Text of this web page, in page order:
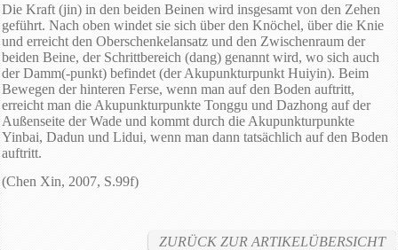
Die Kraft (jin) in den beiden Beinen wird insgesamt von den Zehen
geführt. Nach oben windet sie sich über den Knöchel, über die Knie
und erreicht den Oberschenkelansatz und den Zwischenraum der
beiden Beine, der Schrittbereich (dang) genannt wird, wo sich auch
der Damm(-punkt) befindet (der Akupunkturpunkt Huiyin). Beim
Bewegen der hinteren Ferse, wenn man auf den Boden auftritt,
erreicht man die Akupunkturpunkte Tonggu und Dazhong auf der
Außenseite der Wade und kommt durch die Akupunkturpunkte
Yinbai, Dadun und Lidui, wenn man dann tatsächlich auf den Boden
auftritt.
(Chen Xin, 2007, S.99f)
ZURÜCK ZUR ARTIKELÜBERSICHT